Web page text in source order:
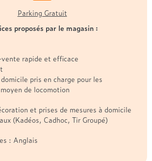
Parking Gratuit
proposés par le magasin :
rapide et efficace
pris en charge pour les
de locomotion
et prises de mesures à domicile
(Kadéos, Cadhoc, Tir Groupé)
: Anglais